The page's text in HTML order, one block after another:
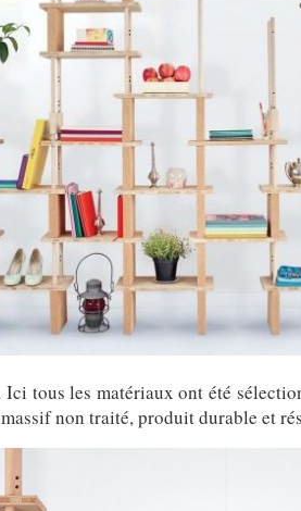
tous les matériaux ont été
non traité, produit durable et